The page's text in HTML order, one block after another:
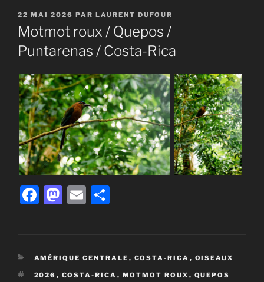
PUBLIÉ
LE
22 MAI 2026 PAR LAURENT DUFOUR
Motmot roux / Quepos /
Puntarenas / Costa-Rica
F
a
e
b
M
a
o
d
E
m
l
ar
g
er
CATÉGORIES
AMÉRIQUE CENTRALE , COSTA-RICA , OISEAUX
ÉTIQUETTES
2026 , COSTA-RICA , MOTMOT ROUX , QUEPOS